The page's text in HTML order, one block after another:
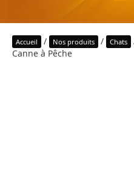
Accueil / Nos produits / Chats
Canne à Pêche